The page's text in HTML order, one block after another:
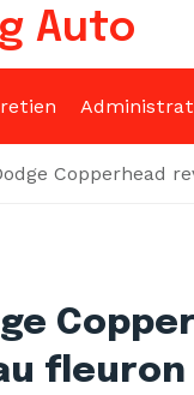
Auto
Copperhead
fleuron